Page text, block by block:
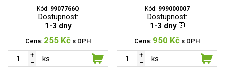
Kód: 9907766Q
Dostupnost:
1-3 dny
Cena: 255 Kč s DPH
ks
Kód: 999000007
Dostupnost:
1-3 dny
Cena: 950 Kč s DPH
ks